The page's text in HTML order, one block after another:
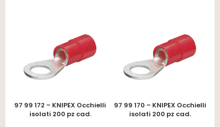
97 99 172 – KNIPEX Occhielli
isolati 200 pz cad.
97 99 170 – KNIPEX Occhielli
isolati 200 pz cad.